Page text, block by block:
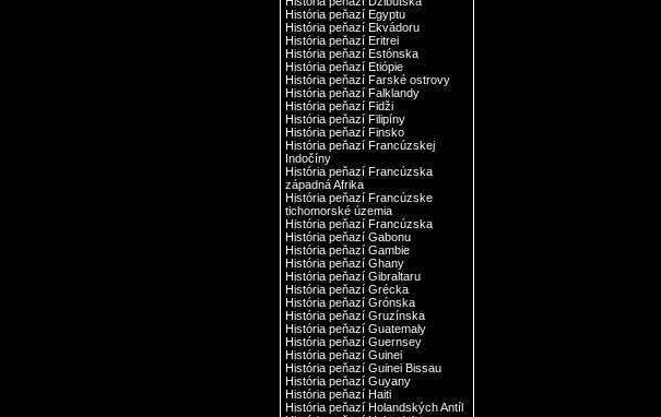
História peňazí Egyptu
História peňazí Ekvádoru
História peňazí Eritrei
História peňazí Estónska
História peňazí Etiópie
História peňazí Farské ostrovy
História peňazí Falklandy
História peňazí Fidži
História peňazí Filipíny
História peňazí Finsko
História peňazí Francúzskej
Indočíny
História peňazí Francúzska
západná Afrika
História peňazí Francúzske
tichomorské územia
História peňazí Francúzska
História peňazí Gabonu
História peňazí Gambie
História peňazí Ghany
História peňazí Gibraltaru
História peňazí Grécka
História peňazí Grónska
História peňazí Gruzínska
História peňazí Guatemaly
História peňazí Guernsey
História peňazí Guinei
História peňazí Guinei Bissau
História peňazí Guyany
História peňazí Haiti
História peňazí Holandských Antíl